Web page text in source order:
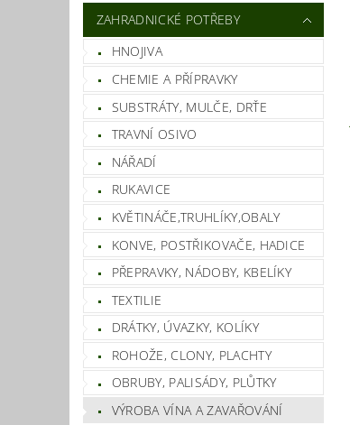
ZAHRADNICKÉ POTŘEBY
HNOJIVA
CHEMIE A PŘÍPRAVKY
SUBSTRÁTY, MULČE, DRŤE
TRAVNÍ OSIVO
NÁŘADÍ
RUKAVICE
KVĚTINÁČE,TRUHLÍKY,OBALY
KONVE, POSTŘIKOVAČE, HADICE
PŘEPRAVKY, NÁDOBY, KBELÍKY
TEXTILIE
DRÁTKY, ÚVAZKY, KOLÍKY
ROHOŽE, CLONY, PLACHTY
OBRUBY, PALISÁDY, PLŮTKY
VÝROBA VÍNA A ZAVAŘOVÁNÍ